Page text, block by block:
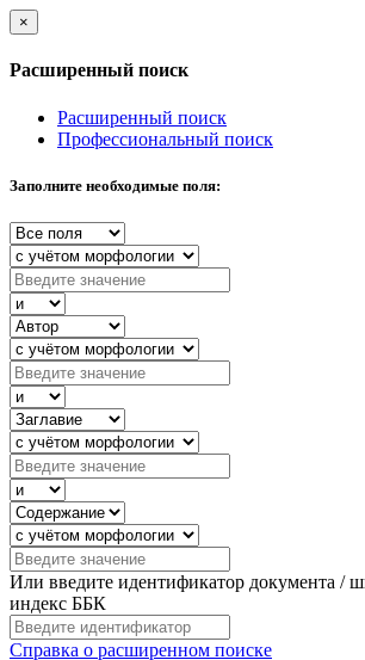
×
Расширенный поиск
Расширенный поиск
Профессиональный поиск
Заполните необходимые поля:
Или введите идентификатор документа /
индекс ББК
Справка о расширенном поиске